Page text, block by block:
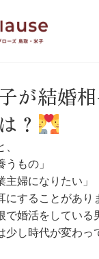
が結婚
？
うもの」
主婦になりたい」
することがあり
で婚活をしている
少し時代が変わっ